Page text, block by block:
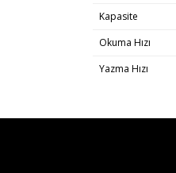
Kapasite
Okuma Hızı
Yazma Hızı